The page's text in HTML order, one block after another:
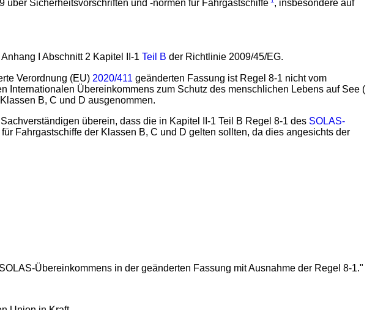
Sicherheitsvorschriften und -normen für Fahrgastschiffe , insbesondere auf
I Abschnitt 2 Kapitel II-1 Teil B der Richtlinie 2009/45/EG.
Verordnung (EU) 2020/411 geänderten Fassung ist Regel 8-1 nicht vom
Übereinkommens zum Schutz des menschlichen Lebens auf See (
B, C und D ausgenommen.
überein, dass die in Kapitel II-1 Teil B Regel 8-1 des SOLAS-
Fahrgastschiffe der Klassen B, C und D gelten sollten, da dies angesichts der
Übereinkommens in der geänderten Fassung mit Ausnahme der Regel 8-1."